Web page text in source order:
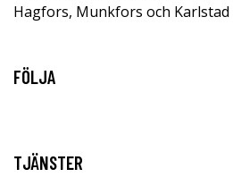
Hagfors, Munkfors och Karlstad
FÖLJA
TJÄNSTER